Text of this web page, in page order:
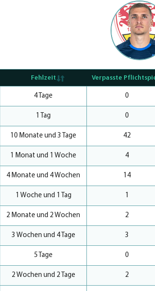
Fehlzeit Verpasste
4 Tage 0
1 Tag 0
10 Monate und 3 Tage 42
1 Monat und 1 Woche 4
4 Monate und 4 Wochen 14
1 Woche und 1 Tag 1
2 Monate und 2 Wochen 2
3 Wochen und 4 Tage 3
5 Tage 0
2 Wochen und 2 Tage 2